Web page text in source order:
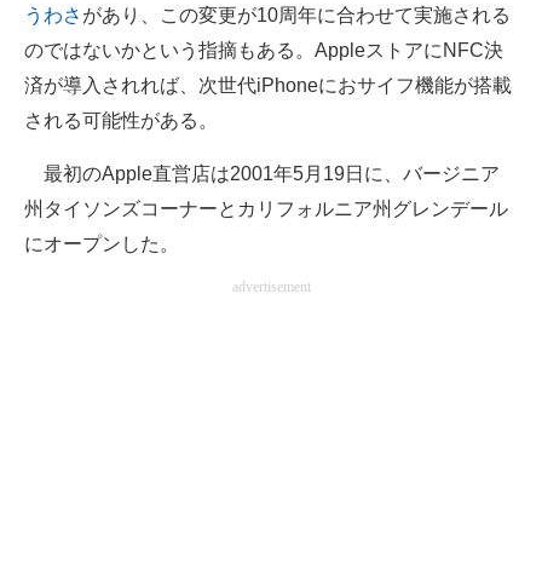
ITエンジニア向け専門サイト
企業向けIT製品の総合サイト
IT製品の技術・比較・事例
製造業のIT導入・活用を支援
モノづくり技術者専門サイト
うわさ があり、この変更が10周年に合わせて実施される
のではないかという指摘もある。AppleストアにNFC決
済が導入されれば、次世代iPhoneにおサイフ機能が搭載
される可能性がある。
最初のApple直営店は2001年5月19日に、バージニア
州タイソンズコーナーとカリフォルニア州グレンデール
にオープンした。
advertisement